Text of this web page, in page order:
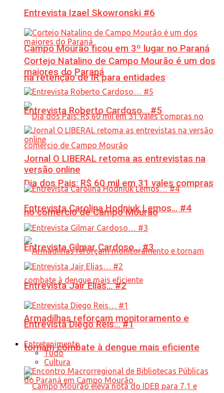
Campo Mourão ficou em 3º lugar no Paraná
na retenção de IR para entidades
Dia dos Pais: R$ 60 mil em 31 vales compras
no comércio de Campo Mourão
Armadilhas reforçam monitoramento e
tornam combate à dengue mais eficiente
Entrevista Izael Skowronski #6
Cortejo Natalino de Campo Mourão é um dos
maiores do Paraná
Entrevista Roberto Cardoso… #5
Jornal O LIBERAL retoma as entrevistas na
versão online
Entrevista Carolina Hodniuk Lemos… #4
Entrevista Gilmar Cardoso… #3
Entrevista Jair Elias… #2
Entrevista Diego Reis… #1
Entretenimento
Tudo
Cultura